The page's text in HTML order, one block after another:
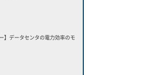
】データセンタの電力効率のモ